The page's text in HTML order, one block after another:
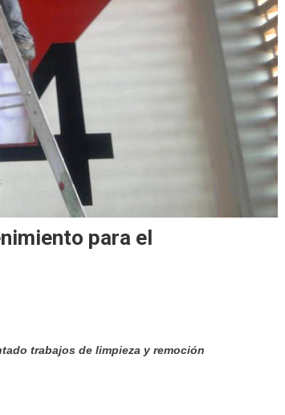
para el
trabajos de limpieza y remoción